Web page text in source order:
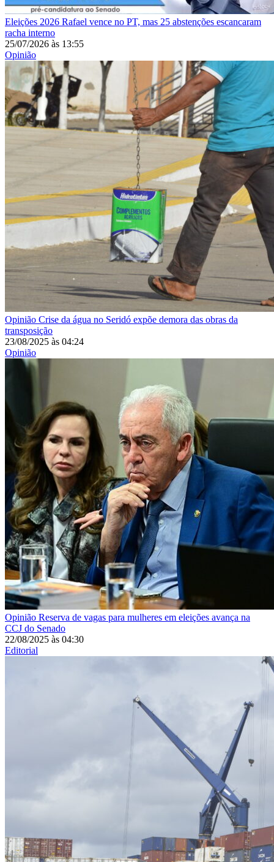
Eleições 2026 Rafael vence no PT, mas 25 abstenções escancaram
racha interno
25/07/2026 às 13:55
Opinião
Opinião Crise da água no Seridó expõe demora das obras da
transposição
23/08/2025 às 04:24
Opinião
Opinião Reserva de vagas para mulheres em eleições avança na
CCJ do Senado
22/08/2025 às 04:30
Editorial